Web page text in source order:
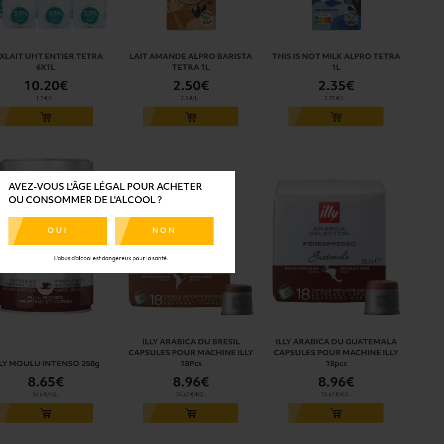
AVEZ-VOUS L'ÂGE LÉGAL POUR ACHETER
OU CONSOMMER DE L'ALCOOL ?
OUI NON
L’abus d’alcool est dangereux pour la santé.
UHT ENTIER TETRA
6X1L
10.20€
1.7 €/L -
LAIT AMANDE ALPRO BARISTA
TETRA 1L
2.50€
2.5 €/L -
THIS IS NOT MILK ALPRO TETRA
1L
2.35€
2.35 €/L -
MOULU INTENSO 250g
8.65€
34.6 €/KG -
ILLY ARABICA DU BRESIL
CAPSULES POUR MACHINE ILLY
18Pcs
8.96€
74.67 €/KG -
ILLY ARABICA DU GUATEMALA
CAPSULES POUR MACHINE ILLY
18pcs
8.96€
74.67 €/KG -